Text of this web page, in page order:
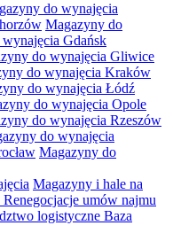
do wynajęcia
Magazyny do
Gdańsk
do wynajęcia Gliwice
do wynajęcia Kraków
do wynajęcia Łódź
do wynajęcia Opole
do wynajęcia Rzeszów
do wynajęcia
Magazyny do
Magazyny i hale na
Renegocjacje umów najmu
logistyczne Baza